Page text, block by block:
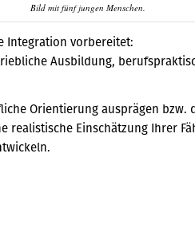
Bild mit fünf jungen Menschen.
Integration vorbereitet:
Ausbildung,
Orientierung ausprägen bzw.
realistische Einschätzung Ihrer